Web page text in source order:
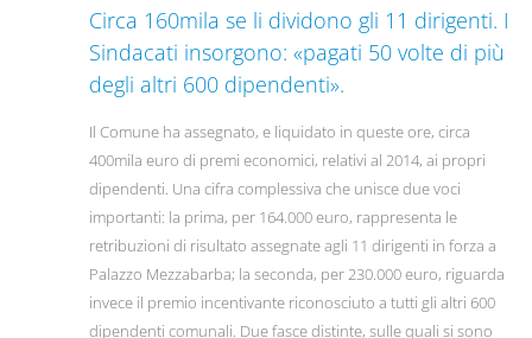
Circa 160mila se li dividono gli 11 dirigenti. I
Sindacati insorgono: «pagati 50 volte di più
degli altri 600 dipendenti».
Il Comune ha assegnato, e liquidato in queste ore, circa
400mila euro di premi economici, relativi al 2014, ai propri
dipendenti. Una cifra complessiva che unisce due voci
importanti: la prima, per 164.000 euro, rappresenta le
retribuzioni di risultato assegnate agli 11 dirigenti in forza a
Palazzo Mezzabarba; la seconda, per 230.000 euro, riguarda
invece il premio incentivante riconosciuto a tutti gli altri 600
dipendenti comunali. Due fasce distinte, sulle quali si sono